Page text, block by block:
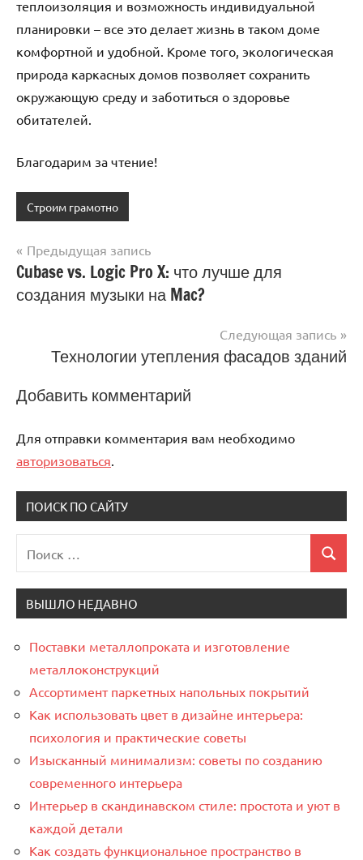
теплоизоляция и возможность индивидуальной
планировки – все это делает жизнь в таком доме
комфортной и удобной. Кроме того, экологическая
природа каркасных домов позволяет сохранить
окружающую среду и заботиться о здоровье
обитателей.
Благодарим за чтение!
Строим грамотно
Навигация
по
Предыдущая запись
Cubase vs. Logic Pro X: что лучше для
создания музыки на Mac?
Следующая запись
Технологии утепления фасадов зданий
Добавить комментарий
Для отправки комментария вам необходимо
авторизоваться.
ПОИСК ПО САЙТУ
для:
Поиск
ВЫШЛО НЕДАВНО
Поставки металлопроката и изготовление
металлоконструкций
Ассортимент паркетных напольных покрытий
Как использовать цвет в дизайне интерьера:
психология и практические советы
Изысканный минимализм: советы по созданию
современного интерьера
Интерьер в скандинавском стиле: простота и уют в
каждой детали
Как создать функциональное пространство в